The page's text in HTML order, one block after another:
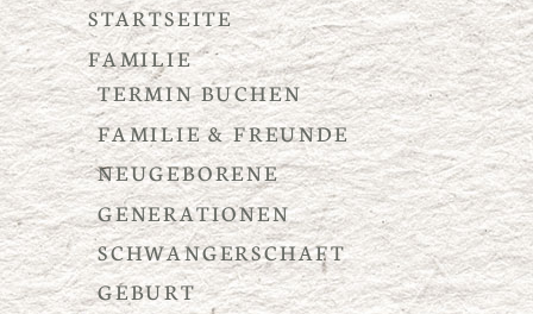
STARTSEITE
FAMILIE
TERMIN BUCHEN
FAMILIE & FREUNDE
NEUGEBORENE
GENERATIONEN
SCHWANGERSCHAFT
GEBURT